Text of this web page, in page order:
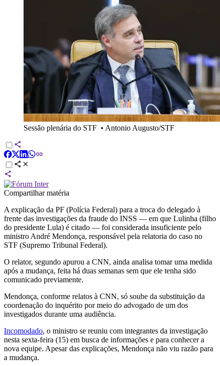
Sessão plenária do STF • Antonio Augusto/STF
Compartilhar matéria
A explicação da PF (Polícia Federal) para a troca do delegado à
frente das investigações da fraude do INSS — em que Lulinha (filho
do presidente Lula) é citado — foi considerada insuficiente pelo
ministro André Mendonça, responsável pela relatoria do caso no
STF (Supremo Tribunal Federal).
O relator, segundo apurou a CNN, ainda analisa tomar uma medida
após a mudança, feita há duas semanas sem que ele tenha sido
comunicado previamente.
Mendonça, conforme relatos à CNN, só soube da substituição da
coordenação do inquérito por meio do advogado de um dos
investigados durante uma audiência.
Incomodado, o ministro se reuniu com integrantes da investigação
nesta sexta-feira (15) em busca de informações e para conhecer a
nova equipe. Apesar das explicações, Mendonça não viu razão para
a mudança.